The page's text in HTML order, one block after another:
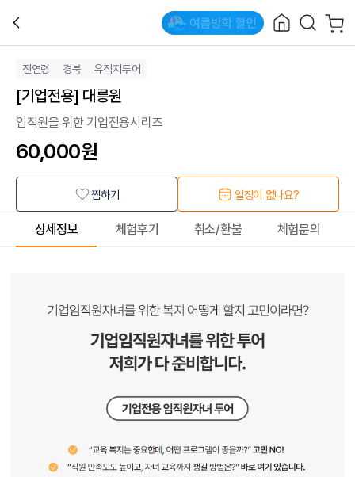
전연령 경북 유적지투어
[기업전용] 대릉원
임직원을 위한 기업전용시리즈
60,000원
찜하기 일정이 없나요?
상세정보 체험후기 취소/환불 체험문의